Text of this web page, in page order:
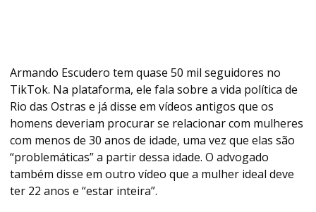
Armando Escudero tem quase 50 mil seguidores no
TikTok. Na plataforma, ele fala sobre a vida política de
Rio das Ostras e já disse em vídeos antigos que os
homens deveriam procurar se relacionar com mulheres
com menos de 30 anos de idade, uma vez que elas são
“problemáticas” a partir dessa idade. O advogado
também disse em outro vídeo que a mulher ideal deve
ter 22 anos e “estar inteira”.